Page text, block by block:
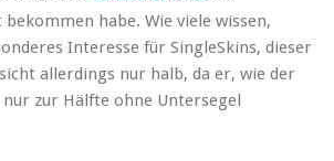
habe. Wie viele wissen,
Interesse für SingleSkins, dieser
allerdings nur halb, da er, wie der
zur Hälfte ohne Untersegel